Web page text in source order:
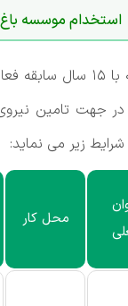
استخدام موسسه باغ
در
در جهت تامین نیروی
زیر می نماید:
محل کار